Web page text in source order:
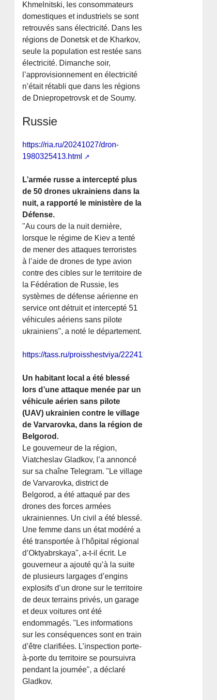
Khmelnitski, les consommateurs
domestiques et industriels se sont
retrouvés sans électricité. Dans les
régions de Donetsk et de Kharkov,
seule la population est restée sans
électricité. Dimanche soir,
l’approvisionnement en électricité
n’était rétabli que dans les régions
de Dniepropetrovsk et de Soumy.
Russie
https://ria.ru/20241027/dron-
1980325413.html
L’armée russe a intercepté plus
de 50 drones ukrainiens dans la
nuit, a rapporté le ministère de la
Défense.
"Au cours de la nuit dernière,
lorsque le régime de Kiev a tenté
de mener des attaques terroristes
à l’aide de drones de type avion
contre des cibles sur le territoire de
la Fédération de Russie, les
systèmes de défense aérienne en
service ont détruit et intercepté 51
véhicules aériens sans pilote
ukrainiens", a noté le département.
https://tass.ru/proisshestviya/22241105
Un habitant local a été blessé
lors d’une attaque menée par un
véhicule aérien sans pilote
(UAV) ukrainien contre le village
de Varvarovka, dans la région de
Belgorod.
Le gouverneur de la région,
Viatcheslav Gladkov, l’a annoncé
sur sa chaîne Telegram. "Le village
de Varvarovka, district de
Belgorod, a été attaqué par des
drones des forces armées
ukrainiennes. Un civil a été blessé.
Une femme dans un état modéré a
été transportée à l’hôpital régional
d’Oktyabrskaya", a-t-il écrit. Le
gouverneur a ajouté qu’à la suite
de plusieurs largages d’engins
explosifs d’un drone sur le territoire
de deux terrains privés, un garage
et deux voitures ont été
endommagés. "Les informations
sur les conséquences sont en train
d’être clarifiées. L’inspection porte-
à-porte du territoire se poursuivra
pendant la journée", a déclaré
Gladkov.